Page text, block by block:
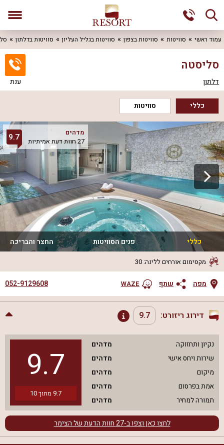
עמוד ראשי סוויטות סוויטות בצפון סוויטות בגליל העליון סוויטות בדלתון
סליסטה
דלתון ענת
כללי סוויטות
מדהים
27 חוות דעת אמיתיות
9.7
כללי פנים הסוויטות החצר והבריכה
מקסימום אורחים ללינה:
30
מפה שתף WAZE
052-9129608
דירוג ריזורט: 9.7
נקיון ותחזוקה
מדהים
שירות ויחס אישי
מדהים
מיקום
מדהים
אמת בפרסום
מדהים
תמורה למחיר
מדהים
9.7
9.7 מתוך10
לחצו כאן וצפו ב-27חוות הדעת של הצימר